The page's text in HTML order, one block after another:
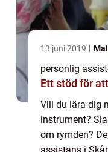
13 juni 2019
personlig
Ett stöd för
Vill du lära dig
instrument?
om rymden?